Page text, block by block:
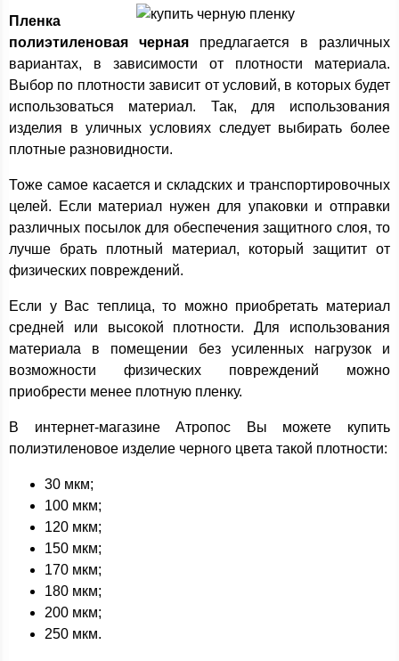
Пленка
полиэтиленовая черная предлагается в различных
вариантах, в зависимости от плотности материала.
Выбор по плотности зависит от условий, в которых будет
использоваться материал. Так, для использования
изделия в уличных условиях следует выбирать более
плотные разновидности.
Тоже самое касается и складских и транспортировочных
целей. Если материал нужен для упаковки и отправки
различных посылок для обеспечения защитного слоя, то
лучше брать плотный материал, который защитит от
физических повреждений.
Если у Вас теплица, то можно приобретать материал
средней или высокой плотности. Для использования
материала в помещении без усиленных нагрузок и
возможности физических повреждений можно
приобрести менее плотную пленку.
В интернет-магазине Атропос Вы можете купить
полиэтиленовое изделие черного цвета такой плотности:
30 мкм;
100 мкм;
120 мкм;
150 мкм;
170 мкм;
180 мкм;
200 мкм;
250 мкм.